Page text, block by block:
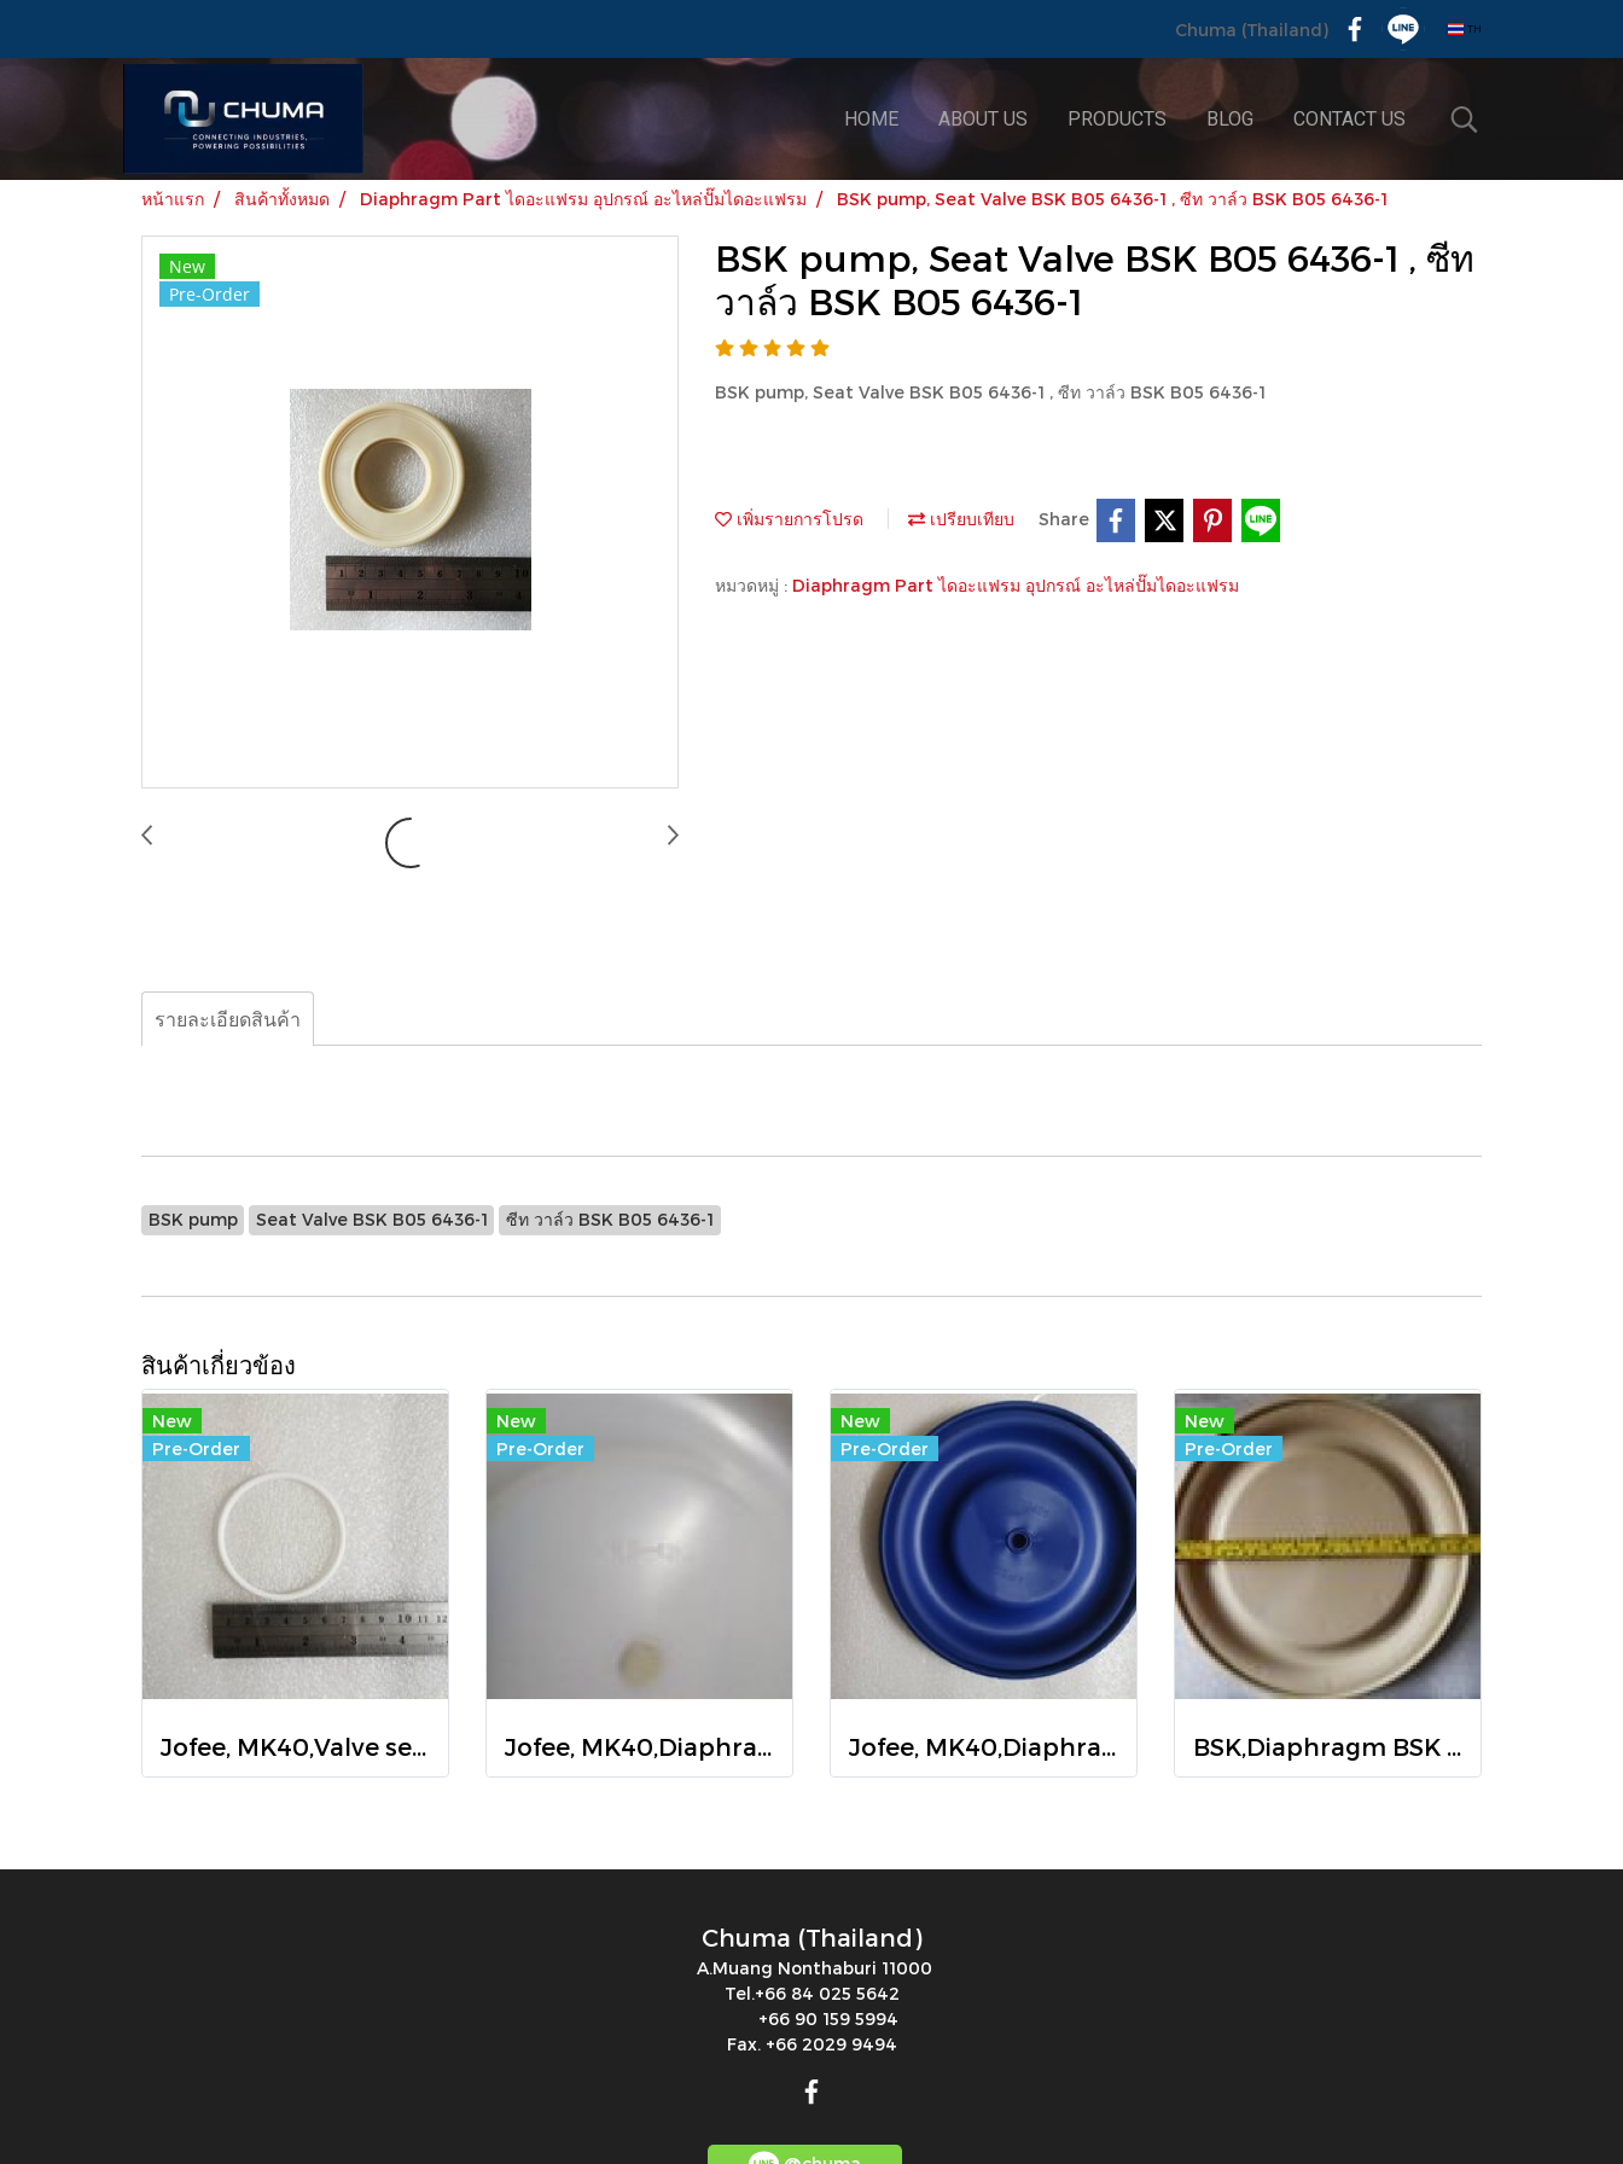
Chuma (Thailand) TH
HOME ABOUT US PRODUCTS BLOG CONTACT US
หน้าแรก สินค้าทั้งหมด Diaphragm Part ไดอะแฟรม อุปกรณ์ อะไหล่ปั๊มไดอะแฟรม BSK pump, Seat Valve BSK B05 6436-1 , ซีท วาล์ว BSK B05 6436-1
New
Pre-Order
BSK pump, Seat Valve BSK B05 6436-1 , ซีท
วาล์ว BSK B05 6436-1
BSK pump, Seat Valve BSK B05 6436-1 , ซีท วาล์ว BSK B05 6436-1
เพิ่มรายการโปรด เปรียบเทียบ Share
หมวดหมู่ : Diaphragm Part ไดอะแฟรม อุปกรณ์ อะไหล่ปั๊มไดอะแฟรม
รายละเอียดสินค้า
BSK pump Seat Valve BSK B05 6436-1 ซีท วาล์ว BSK B05 6436-1
สินค้าเกี่ยวข้อง
New
Pre-Order
Jofee, MK40,Valve seat Oring Teflon, 4003-TF, แผ่นไดอะแฟรม Jofee, MK40,Valve seat Oring Teflon, 4003-TFJofee, MK40,Valve seat Oring Teflon, 4003-TF, แผ่นไดอะแฟรม Jofee, MK40,Valve seat Oring Teflon, 4003-TF
New
Pre-Order
Jofee, MK40,Diaphragm Teflon, 4005-TF, แผ่นไดอะแฟรม Jofee, MK40,Diaphragm Teflon, 4005-TF
New
Pre-Order
Jofee, MK40,Diaphragm Santoprene,4006 ST, แผ่นไดอะแฟรม Jofee, MK40,Diaphragm Santoprene,4006 ST
New
Pre-Order
BSK,Diaphragm BSK B07 6294, แผ่นไดอะแฟรม BSK B07 6294
Chuma (Thailand)
A.Muang Nonthaburi 11000
Tel.+66 84 025 5642
+66 90 159 5994
Fax. +66 2029 9494